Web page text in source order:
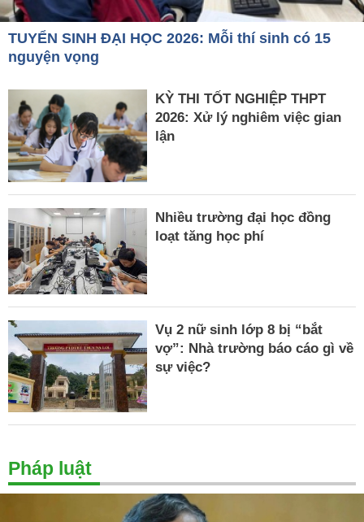
TUYỂN SINH ĐẠI HỌC 2026: Mỗi thí sinh có 15
nguyện vọng
KỲ THI TỐT NGHIỆP THPT
2026: Xử lý nghiêm việc gian
lận
Nhiều trường đại học đồng
loạt tăng học phí
Vụ 2 nữ sinh lớp 8 bị “bắt
vợ”: Nhà trường báo cáo gì về
sự việc?
Pháp luật